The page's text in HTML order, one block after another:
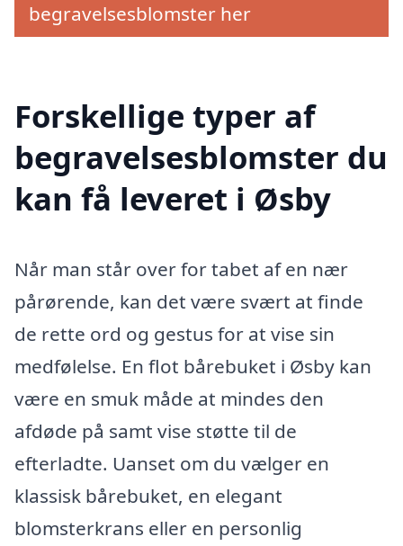
begravelsesblomster her
Forskellige typer af
begravelsesblomster du
kan få leveret i Øsby
Når man står over for tabet af en nær
pårørende, kan det være svært at finde
de rette ord og gestus for at vise sin
medfølelse. En flot bårebuket i Øsby kan
være en smuk måde at mindes den
afdøde på samt vise støtte til de
efterladte. Uanset om du vælger en
klassisk bårebuket, en elegant
blomsterkrans eller en personlig